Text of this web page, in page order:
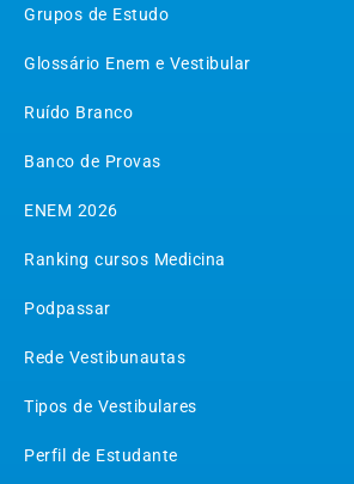
Grupos de Estudo
Glossário Enem e Vestibular
Ruído Branco
Banco de Provas
ENEM 2026
Ranking cursos Medicina
Podpassar
Rede Vestibunautas
Tipos de Vestibulares
Perfil de Estudante